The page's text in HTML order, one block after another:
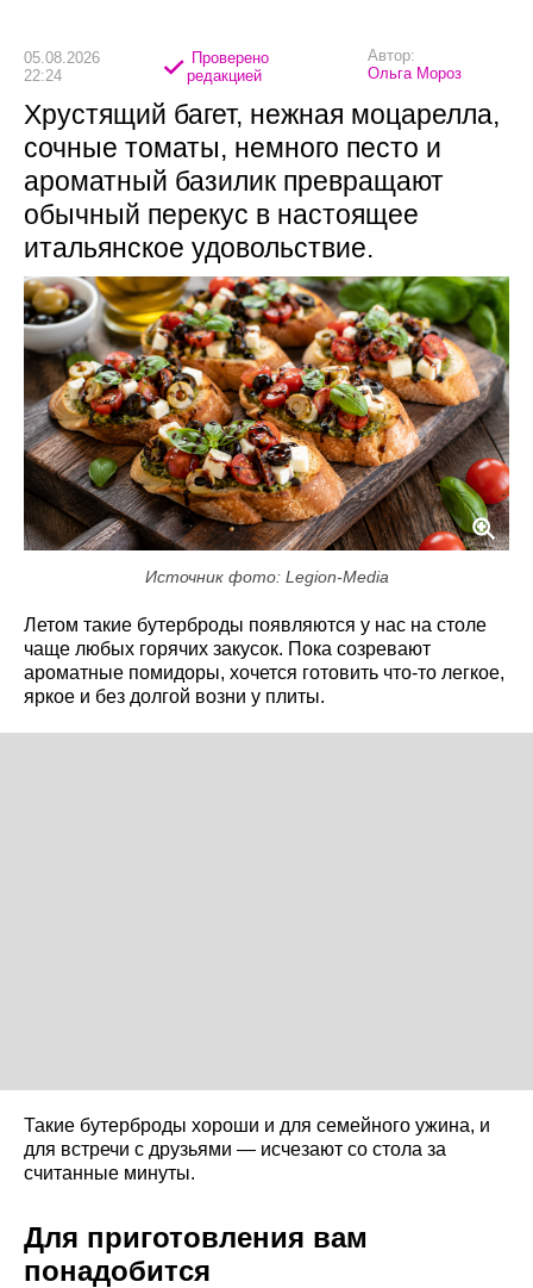
05.08.2026
22:24
Проверено
редакцией
Автор:
Ольга Мороз
Хрустящий багет, нежная моцарелла,
сочные томаты, немного песто и
ароматный базилик превращают
обычный перекус в настоящее
итальянское удовольствие.
Источник фото: Legion-Media
Летом такие бутерброды появляются у нас на столе
чаще любых горячих закусок. Пока созревают
ароматные помидоры, хочется готовить что-то легкое,
яркое и без долгой возни у плиты.
Такие бутерброды хороши и для семейного ужина, и
для встречи с друзьями — исчезают со стола за
считанные минуты.
Для приготовления вам
понадобится